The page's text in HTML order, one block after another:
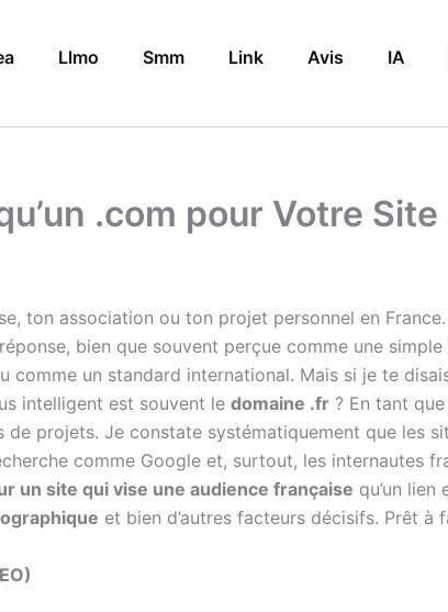
Llmo Smm Link Avis IA
.com pour Votre
ton association ou ton projet personnel en
bien que souvent perçue comme une
comme un standard international. Mais si je te
intelligent est souvent le domaine .fr ? En tant
de projets. Je constate systématiquement que les
comme Google et, surtout, les internautes
un site qui vise une audience française qu’un
et bien d’autres facteurs décisifs. Prêt à